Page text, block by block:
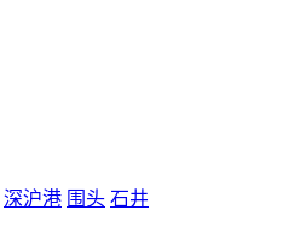
深沪港 围头 石井